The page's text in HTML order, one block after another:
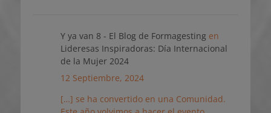
Y ya van 8 - El Blog de Formagesting en
Lideresas Inspiradoras: Día Internacional
de la Mujer 2024
12 Septiembre, 2024
[…] se ha convertido en una Comunidad.